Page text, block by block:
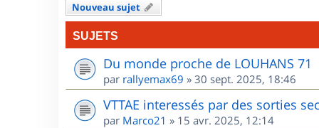
Nouveau sujet
SUJETS
Du monde proche de LOUHANS 71
par rallyemax69 » 30 sept. 2025, 18:46
VTTAE interessés par des sorties
par Marco21 » 15 avr. 2025, 12:14